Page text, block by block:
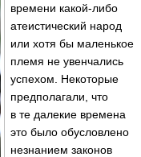
времени какой-либо
атеистический народ
или хотя бы маленькое
племя не увенчались
успехом. Некоторые
предполагали, что
в те далекие времена
это было обусловлено
незнанием законов